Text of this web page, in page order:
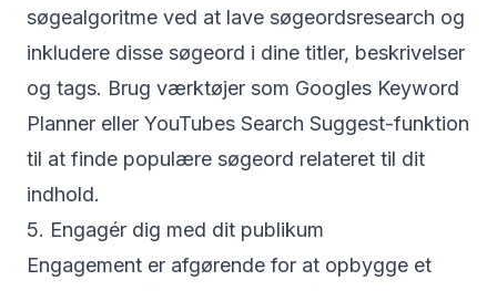
søgealgoritme ved at lave søgeordsresearch og
inkludere disse søgeord i dine titler, beskrivelser
og tags. Brug værktøjer som Googles Keyword
Planner eller YouTubes Search Suggest-funktion
til at finde populære søgeord relateret til dit
indhold.
5. Engagér dig med dit publikum
Engagement er afgørende for at opbygge et